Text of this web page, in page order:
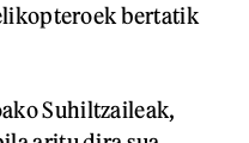
bertatik
Suhiltzaileak,